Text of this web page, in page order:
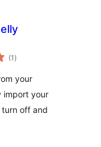
(1 total
ratings
)
your
import your
off and